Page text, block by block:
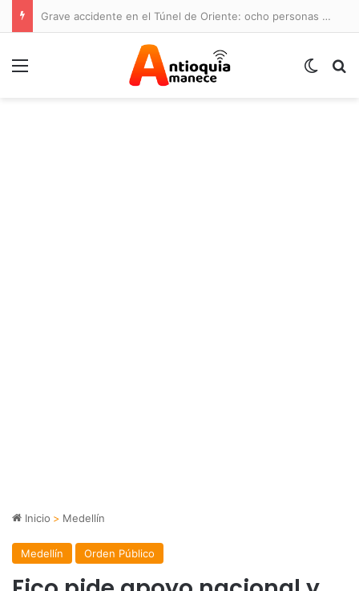
Grave accidente en el Túnel de Oriente: ocho personas lesionadas y cierre de la vía
Menú
Inicio > Medellín
Medellín Orden Público